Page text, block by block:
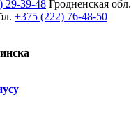
29-39-48 Гродненская обл.
+375 (222) 76-48-50